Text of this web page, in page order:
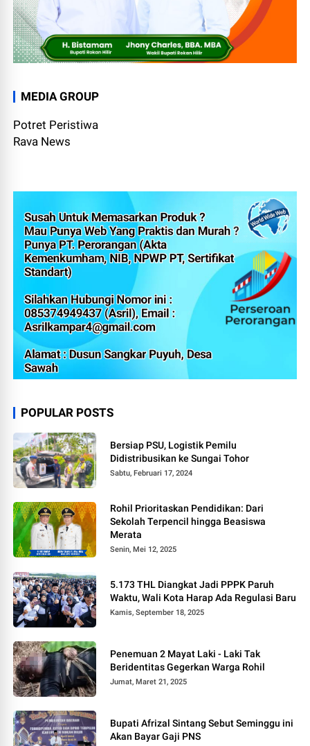
MEDIA GROUP
Potret Peristiwa
Rava News
POPULAR POSTS
Bersiap PSU, Logistik Pemilu
Didistribusikan ke Sungai Tohor
Sabtu, Februari 17, 2024
Rohil Prioritaskan Pendidikan: Dari
Sekolah Terpencil hingga Beasiswa
Merata
Senin, Mei 12, 2025
5.173 THL Diangkat Jadi PPPK Paruh
Waktu, Wali Kota Harap Ada Regulasi Baru
Kamis, September 18, 2025
Penemuan 2 Mayat Laki - Laki Tak
Beridentitas Gegerkan Warga Rohil
Jumat, Maret 21, 2025
Bupati Afrizal Sintang Sebut Seminggu ini
Akan Bayar Gaji PNS